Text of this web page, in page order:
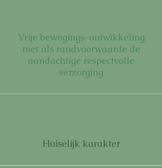
Vrije bewegings-ontwikkeling
met als randvoorwaarde de
aandachtige respectvolle
verzorging
Huiselijk karakter